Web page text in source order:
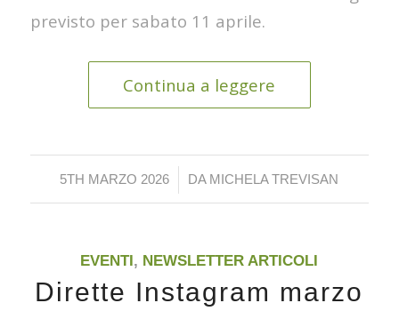
previsto per sabato 11 aprile.
Continua a leggere
5TH MARZO 2026
/ DA MICHELA TREVISAN
EVENTI , NEWSLETTER ARTICOLI
Dirette Instagram marzo